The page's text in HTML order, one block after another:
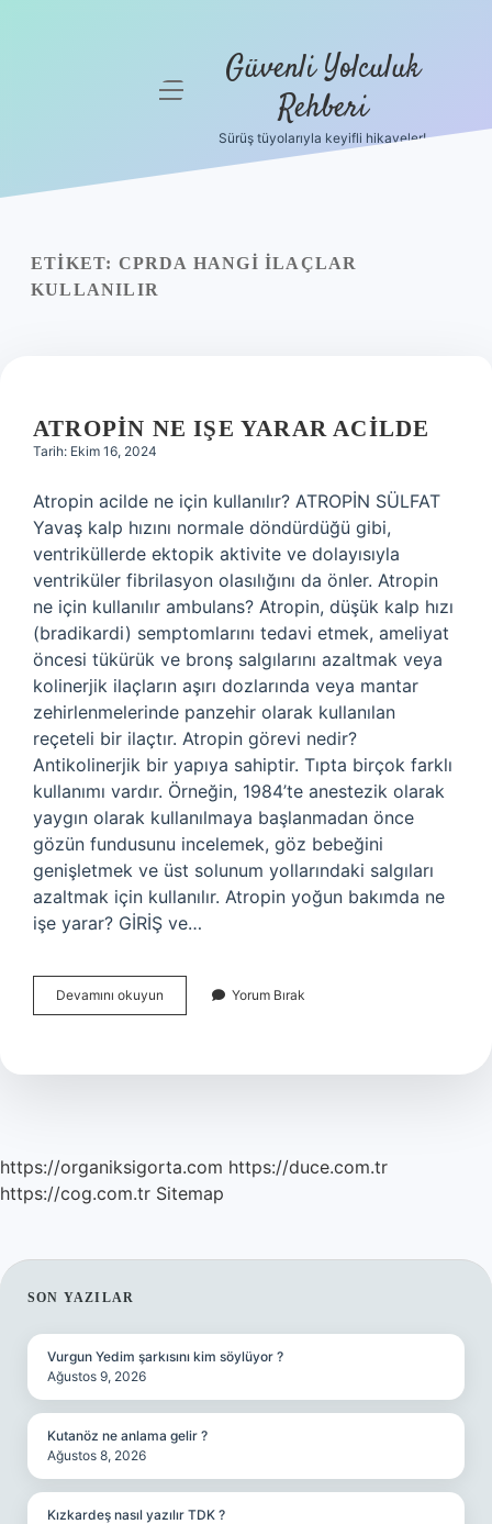
Yasal Uyarı
menüyü Güvenli Yolculuk
Rehberi
Sürüş tüyolarıyla keyifli hikayeler!
ETIKET: CPRDA HANGI ILAÇLAR
KULLANILIR
ATROPIN NE IŞE YARAR ACILDE
Tarih: Ekim 16, 2024
Atropin acilde ne için kullanılır? ATROPİN SÜLFAT
Yavaş kalp hızını normale döndürdüğü gibi,
ventriküllerde ektopik aktivite ve dolayısıyla
ventriküler fibrilasyon olasılığını da önler. Atropin
ne için kullanılır ambulans? Atropin, düşük kalp hızı
(bradikardi) semptomlarını tedavi etmek, ameliyat
öncesi tükürük ve bronş salgılarını azaltmak veya
kolinerjik ilaçların aşırı dozlarında veya mantar
zehirlenmelerinde panzehir olarak kullanılan
reçeteli bir ilaçtır. Atropin görevi nedir?
Antikolinerjik bir yapıya sahiptir. Tıpta birçok farklı
kullanımı vardır. Örneğin, 1984’te anestezik olarak
yaygın olarak kullanılmaya başlanmadan önce
gözün fundusunu incelemek, göz bebeğini
genişletmek ve üst solunum yollarındaki salgıları
azaltmak için kullanılır. Atropin yoğun bakımda ne
işe yarar? GİRİŞ ve…
Devamını okuyun
Ne
Acilde
Yorum Bırak
https://organiksigorta.com https://duce.com.tr
https://cog.com.tr Sitemap
SIDEBAR
SON YAZILAR
Vurgun Yedim şarkısını kim söylüyor ?
Ağustos 9, 2026
Kutanöz ne anlama gelir ?
Ağustos 8, 2026
Kızkardeş nasıl yazılır TDK ?